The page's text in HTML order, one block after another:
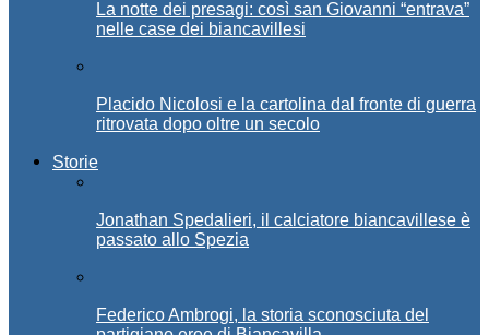
La notte dei presagi: così san Giovanni “entrava”
nelle case dei biancavillesi
Placido Nicolosi e la cartolina dal fronte di guerra
ritrovata dopo oltre un secolo
Storie
Jonathan Spedalieri, il calciatore biancavillese è
passato allo Spezia
Federico Ambrogi, la storia sconosciuta del